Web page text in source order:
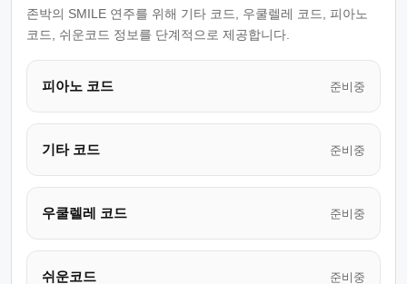
존박의 SMILE 연주를 위해 기타 코드, 우쿨렐레 코드, 피아노
코드, 쉬운코드 정보를 단계적으로 제공합니다.
피아노 코드 준비중
기타 코드 준비중
우쿨렐레 코드 준비중
쉬운코드 준비중